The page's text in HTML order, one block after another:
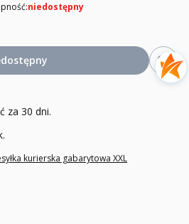
niedostępny
za 30 dni.
kurierska gabarytowa XXL